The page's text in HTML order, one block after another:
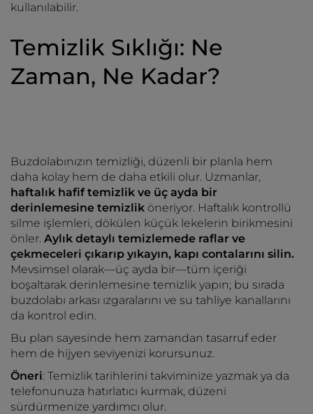
kullanılabilir.
Temizlik Sıklığı: Ne
Zaman, Ne Kadar?
Buzdolabınızın temizliği, düzenli bir planla hem
daha kolay hem de daha etkili olur. Uzmanlar,
haftalık hafif temizlik ve üç ayda bir
derinlemesine temizlik öneriyor. Haftalık kontrollü
silme işlemleri, dökülen küçük lekelerin birikmesini
önler. Aylık detaylı temizlemede raflar ve
çekmeceleri çıkarıp yıkayın, kapı contalarını silin.
Mevsimsel olarak—üç ayda bir—tüm içeriği
boşaltarak derinlemesine temizlik yapın; bu sırada
buzdolabı arkası ızgaralarını ve su tahliye kanallarını
da kontrol edin.
Bu plan sayesinde hem zamandan tasarruf eder
hem de hijyen seviyenizi korursunuz.
Öneri: Temizlik tarihlerini takviminize yazmak ya da
telefonunuza hatırlatıcı kurmak, düzeni
sürdürmenize yardımcı olur.